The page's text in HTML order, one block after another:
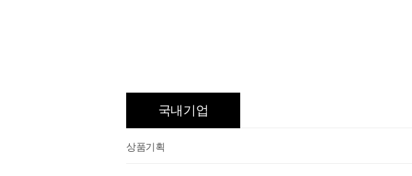
국내기업
상품기획